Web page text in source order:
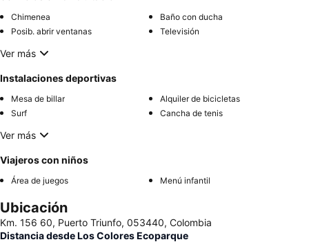
Chimenea
Baño con ducha
Posib. abrir ventanas
Televisión
Ver más
Instalaciones deportivas
Mesa de billar
Alquiler de bicicletas
Surf
Cancha de tenis
Ver más
Viajeros con niños
Área de juegos Menú infantil
Ubicación
Km. 156 60, Puerto Triunfo, 053440, Colombia
Distancia desde Los Colores Ecoparque